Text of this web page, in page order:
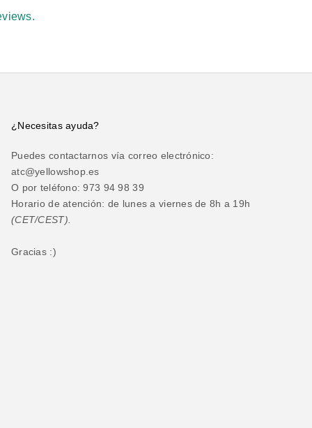
¿Necesitas ayuda?
Puedes contactarnos vía correo electrónico:
atc@yellowshop.es
O por teléfono: 973 94 98 39
Horario de atención: de lunes a viernes de 8h a 19h
(CET/CEST).
Gracias :)